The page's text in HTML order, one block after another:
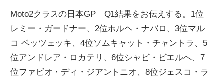
イ
ク
Moto2クラスの日本GP Q1結果をお伝えする。1位
レミー・ガードナー、2位ホルヘ・ナバロ、3位マル
コ ベッツェッキ、4位ソムキャット・チャントラ、5
位アンドレア・ロカテリ、6位シャビ・ビエルへ、7
位ファビオ・ディ・ジアントニオ、8位ジェスコ・ラ